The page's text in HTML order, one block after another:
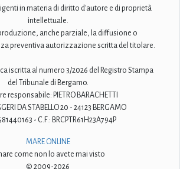
in materia di diritto d'autore e di proprietà
intellettuale.
anche parziale, la diffusione o
preventiva autorizzazione scritta del titolare.
iscritta al numero 3/2026 del Registro Stampa
del Tribunale di Bergamo.
responsabile: PIETRO BARACHETTI
DA STABELLO 20 - 24123 BERGAMO
- C.F.: BRCPTR61H23A794P
MARE ONLINE
come non lo avete mai visto
© 2009-2026